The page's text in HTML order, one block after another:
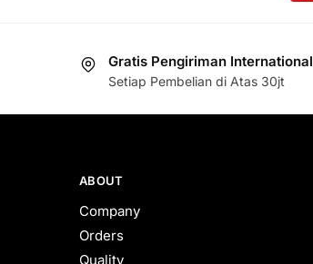
Gratis Pengiriman International
Setiap Pembelian di Atas 30jt
ABOUT
Company
Orders
Quality